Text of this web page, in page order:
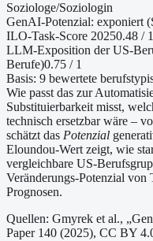
Soziologe/Soziologin
GenAI-Potenzial: exponiert
ILO-Task-Score 20250.48 / 1
LLM-Exposition der US-
Berufe)0.75 / 1
Basis: 9 bewertete
Wie passt das zur
Substituierbarkeit misst,
technisch ersetzbar wäre –
schätzt das Potenzial
Eloundou-Wert zeigt, wie
vergleichbare US-
Veränderungs-Potenzial
Prognosen.
Quellen: Gmyrek et al.,
Paper 140 (2025), CC BY